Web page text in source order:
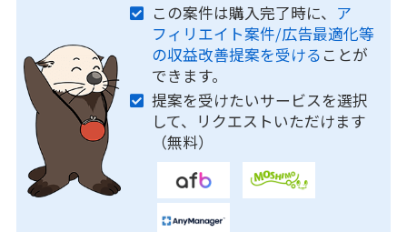
この案件は購入完了時に、 ア
フィリエイト案件/広告最適化等
の収益改善提案を受ける ことが
できます。
提案を受けたいサービスを選択
して、リクエストいただけます
（無料）